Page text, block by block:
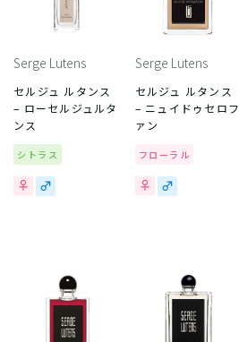
Serge Lutens
セルジュ ルタンス
– ローセルジュルタ
ンス
シトラス
Serge Lutens
セルジュ ルタンス
– ニュイドゥセロフ
ァン
フローラル